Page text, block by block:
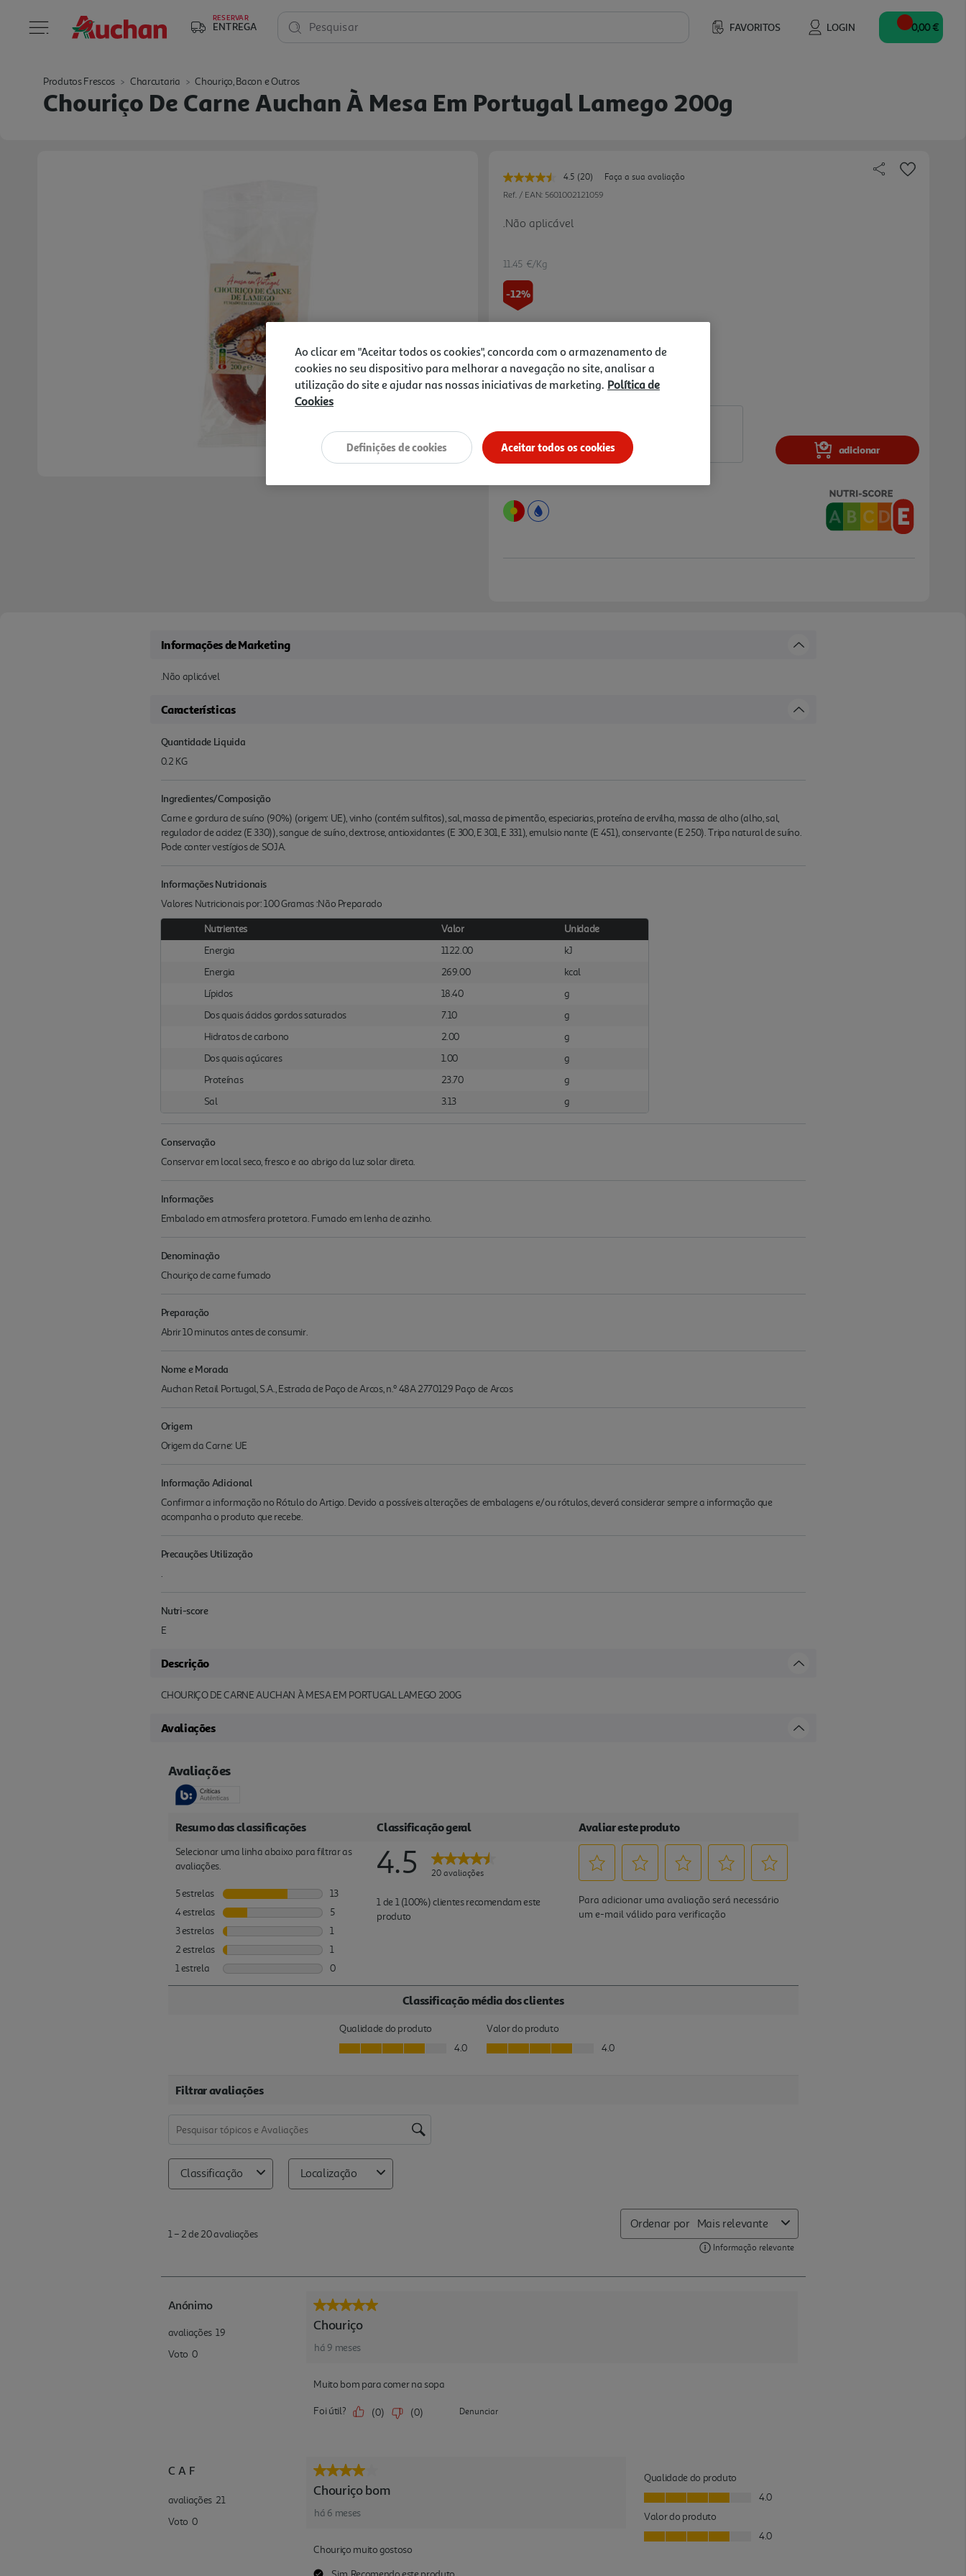
RESERVAR
ENTREGA FAVORITOS LOGIN
Pesquisar 0,00 €
Produtos Frescos Charcutaria Chouriço, Bacon e Outros
Chouriço De Carne Auchan À Mesa Em Portugal Lamego 200g
4.5 Leu
20
(20)
Faça a sua avaliação
Ref. / EAN: 5601002121059
.Não aplicável
11.45 €/Kg
-12%
Price reduced from
to
2,29 €
de 6/8/2026 a 12/8/2026
Notas de preparação
adicionar
Informações de Marketing
.Não aplicável
Características
Quantidade Liquida
0.2 KG
Ingredientes/Composição
Carne e gordura de suíno (90%) (origem: UE), vinho (contém sulfitos), sal, massa de pimentão, especiarias, proteína de ervilha, massa de alho (alho, sal,
regulador de acidez (E 330)), sangue de suíno, dextrose, antioxidantes (E 300, E 301, E 331), emulsio nante (E 451), conservante (E 250). Tripa natural de suíno.
Pode conter vestígios de SOJA.
Informações Nutricionais
Valores Nutricionais por: 100 Gramas :Não Preparado
Nutrientes Valor
Unidade
Energia
1122.00
kJ
Energia
269.00
kcal
Lípidos
18.40
g
Dos quais ácidos gordos saturados
7.10
g
Hidratos de carbono
2.00
g
Dos quais açúcares
1.00
g
Proteínas
23.70
g
Sal
3.13 g
Conservação
Conservar em local seco, fresco e ao abrigo da luz solar direta.
Informações
Embalado em atmosfera protetora. Fumado em lenha de azinho.
Denominação
Chouriço de carne fumado
Preparação
Abrir 10 minutos antes de consumir.
Nome e Morada
Auchan Retail Portugal, S.A., Estrada de Paço de Arcos, n.º 48A 2770129 Paço de Arcos
Origem
Origem da Carne: UE
Informação Adicional
Confirmar a informação no Rótulo do Artigo. Devido a possíveis alterações de embalagens e/ou rótulos, deverá considerar sempre a informação que
acompanha o produto que recebe.
Precauções Utilização
.
Nutri-score
E
Descrição
CHOURIÇO DE CARNE AUCHAN À MESA EM PORTUGAL LAMEGO 200G
Avaliações
Ao clicar em "Aceitar todos os cookies", concorda com o armazenamento de
cookies no seu dispositivo para melhorar a navegação no site, analisar a
utilização do site e ajudar nas nossas iniciativas de marketing. Política de
Cookies
Aceitar todos os cookies
Definições de cookies